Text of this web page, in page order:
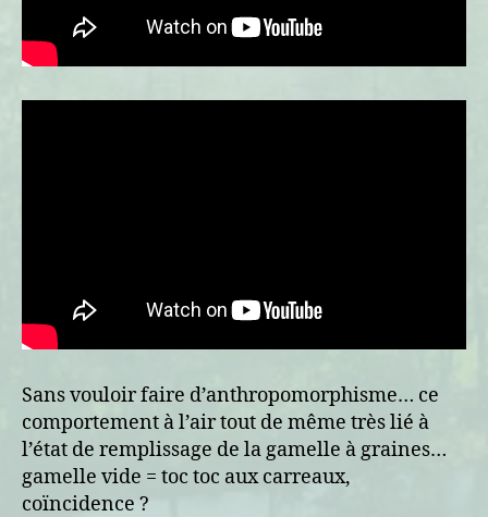
Sans vouloir faire d’anthropomorphisme… ce
comportement à l’air tout de même très lié à
l’état de remplissage de la gamelle à graines…
gamelle vide = toc toc aux carreaux,
coïncidence ?